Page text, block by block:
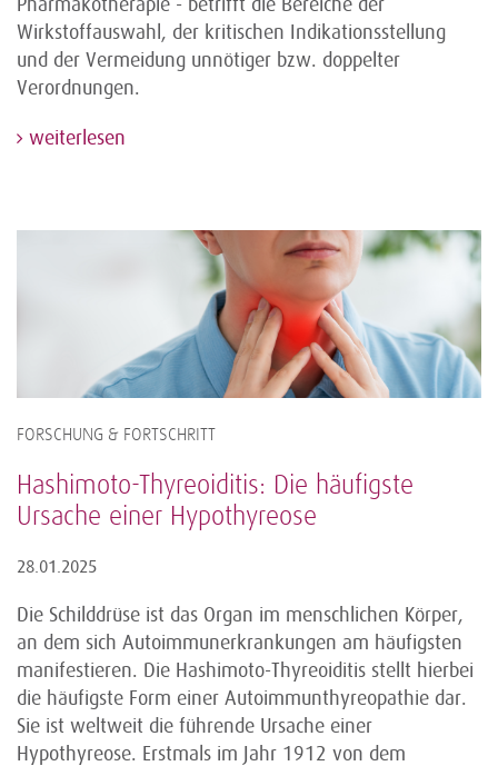
Wirkstoffauswahl, der kritischen Indikationsstellung
und der Vermeidung unnötiger bzw. doppelter
Verordnungen.
weiterlesen
FORSCHUNG & FORTSCHRITT
Hashimoto-Thyreoiditis: Die häufigste
Ursache einer Hypothyreose
28.01.2025
Die Schilddrüse ist das Organ im menschlichen Körper,
an dem sich Autoimmunerkrankungen am häufigsten
manifestieren. Die Hashimoto-Thyreoiditis stellt hierbei
die häufigste Form einer Autoimmunthyreopathie dar.
Sie ist weltweit die führende Ursache einer
Hypothyreose. Erstmals im Jahr 1912 von dem